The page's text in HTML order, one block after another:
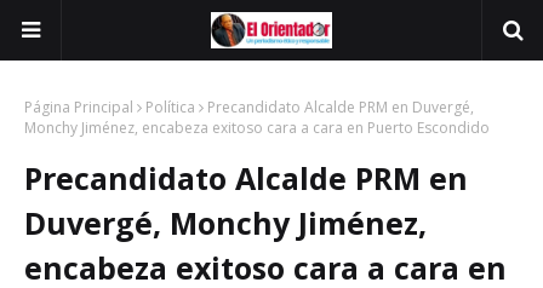
Página Principal Política
Precandidato Alcalde PRM en Duvergé,
Monchy Jiménez, encabeza exitoso cara a cara en Puerto Escondido
Precandidato Alcalde PRM en
Duvergé, Monchy Jiménez,
encabeza exitoso cara a cara en